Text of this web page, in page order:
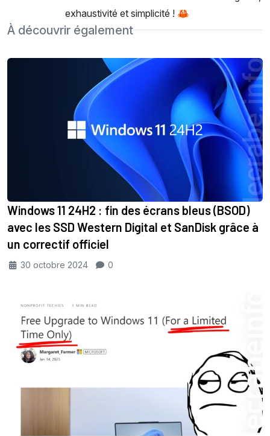
exhaustivité et simplicité ! 🦀
À découvrir également
Windows 11 24H2 : fin des écrans bleus (BSOD)
avec les SSD Western Digital et SanDisk grâce à
un correctif officiel
30 octobre 2024 0